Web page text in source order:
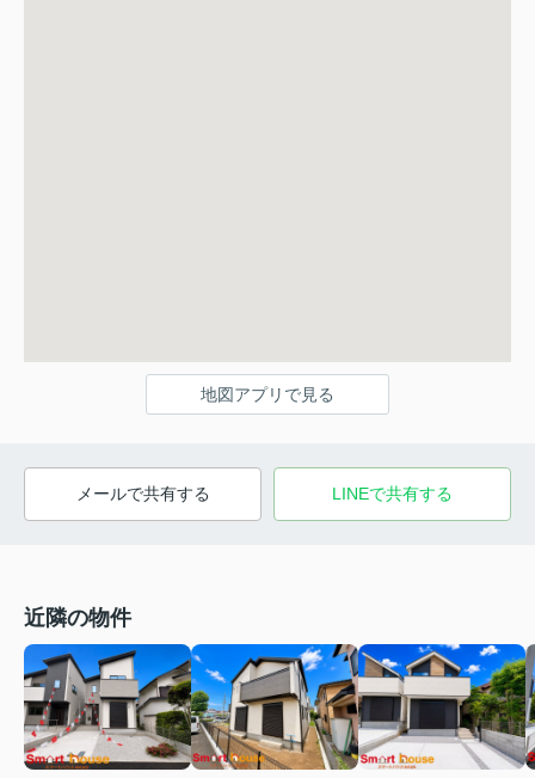
地図アプリで見る
メールで共有する LINEで共有する
近隣の物件